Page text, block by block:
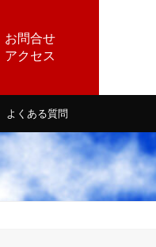
よくある質問